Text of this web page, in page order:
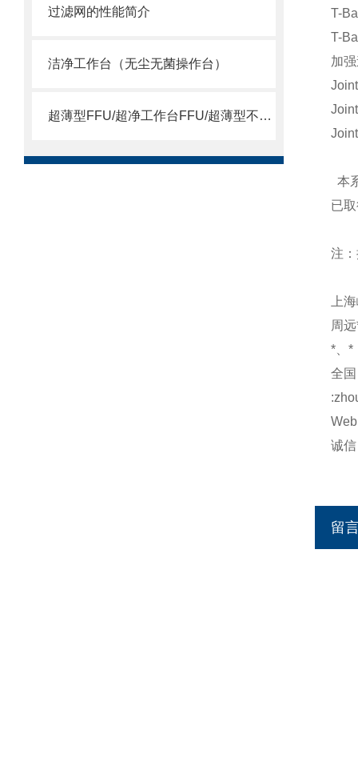
过滤网的性能简介
洁净工作台（无尘无菌操作台）
超薄型FFU/超净工作台FFU/超薄型不锈钢FFU
T-
T-
加
本
已
注
上
周
*、*
全
诚
留